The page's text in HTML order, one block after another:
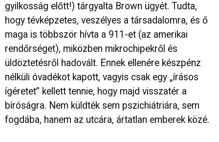
gyilkosság előtt!) tárgyalta Brown ügyét. Tudta,
hogy tévképzetes, veszélyes a társadalomra, és ő
maga is többször hívta a 911-et (az amerikai
rendőrséget), miközben mikrochipekről és
üldöztetésről hadovált. Ennek ellenére készpénz
nélküli óvadékot kapott, vagyis csak egy „írásos
ígéretet” kellett tennie, hogy majd visszatér a
bíróságra. Nem küldték sem pszichiátriára, sem
fogdába, hanem az utcára, ártatlan emberek közé.